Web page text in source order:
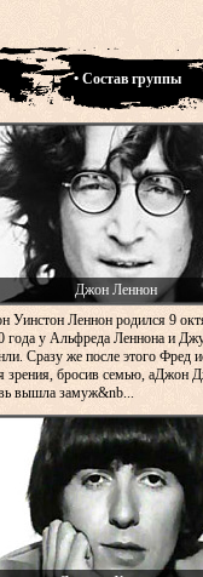
• Состав группы
Джон Леннон
Уинстон Леннон родился 9
года у Альфреда Леннона и
Сразу же после этого Фред
зрения, бросив семью, аДжон
вышла замуж&nb...